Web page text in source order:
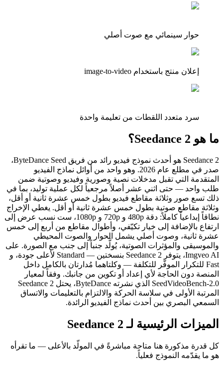
حوار سينمائي مع صوت أصلي
إعلان منتج باستخدام image-to-video
سرد متعدد اللقطات من تعليمة واحدة
ما هو Seedance 2؟
Seedance 2 هو أحدث نموذج فيديو رائد من فريق ByteDance Seed،
صدر في مطلع عام 2026. وهو واحد من أوائل نماذج الفيديو
المتقدمة التي تقبل مدخلات نصية وصورية وفيديو وصوتية ضمن
طلب واحد — حتى اثني عشر أصلاً مرجعياً لكل عملية توليد، بما في
ذلك تسع صور وثلاثة مقاطع فيديو بطول خمس عشرة ثانية أو أقل،
وثلاثة مقاطع صوتية بطول خمس عشرة ثانية أو أقل. يغطي الإخراج
نطاقاً إبداعياً كاملاً: دقة 480p و 720p و 1080p، ست نسب عرض إلى
ارتفاع بالإضافة إلى خيار تكيّفي، وأطوال مقاطع من أربع إلى خمس
عشرة ثانية، وصوت أصلي يشمل الحوار والصوت المحيطي
والموسيقى والمؤثرات الصوتية، يُولَّد جنباً إلى جنب مع الصورة. على
Imgveo AI، يتوفر Seedance 2 بنسختين — Standard لأعلى جودة، و
Fast للتكرار الموفّر للتكلفة — وكلتاهما مُدارتان بالكامل داخل
المنصة دون الحاجة لأي إعداد أو تكوين من جانبك. وفقاً لمعيار
SeedVideoBench-2.0 الذي نشرته ByteDance، يحتل Seedance 2
المرتبة الأولى في سلاسة الحركة والالتزام بالتعليمات والاتساق
السمعي البصري بين أحدث نماذج الفيديو الرائدة.
الميزات الرئيسية لـ Seedance 2
كل قدرة مذكورة هنا متاحة مباشرةً في المولّد بالأعلى — ما تقرأه
هو ما يقدّمه النموذج فعلياً.